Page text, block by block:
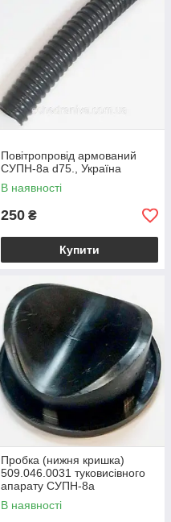
Повітропровід армований
СУПН-8а d75., Україна
В наявності
250 ₴
Купити
Пробка (нижня кришка)
509.046.0031 туковисівного
апарату СУПН-8а
В наявності